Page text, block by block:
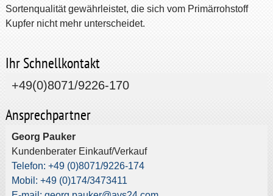
Sortenqualität gewährleistet, die sich vom Primärrohstoff
Kupfer nicht mehr unterscheidet.
Ihr Schnellkontakt
+49(0)8071/9226-170
Ansprechpartner
Georg Pauker
Kundenberater Einkauf/Verkauf
Telefon: +49 (0)8071/9226-174
Mobil: +49 (0)174/3473411